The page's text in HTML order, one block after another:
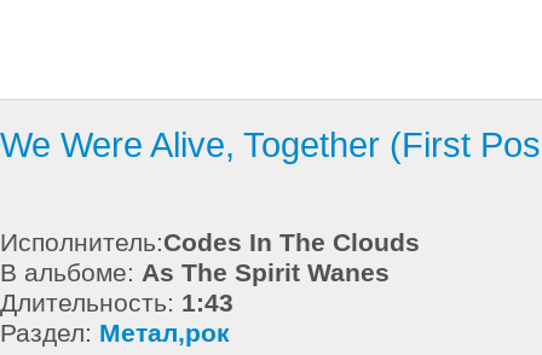
We Were Alive, Together (First
Исполнитель:Codes In The Clouds
В альбоме: As The Spirit Wanes
Длительность: 1:43
Раздел: Метал,рок